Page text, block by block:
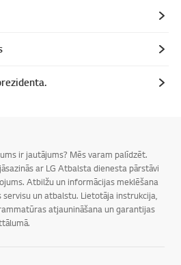
ir jautājums? Mēs varam palīdzēt.
ar LG Atbalsta dienesta pārstāvi
Atbilžu un informācijas meklēšana
servisu un atbalstu. Lietotāja instrukcija,
atjaunināšana un garantijas